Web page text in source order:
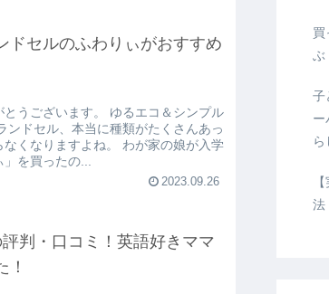
ドセルのふわりぃがおすすめ
うございます。 ゆるエコ＆シンプル
ンドセル、本当に種類がたくさんあっ
くなりますよね。 わが家の娘が入学
を買ったの...
2023.09.26
判・口コミ！英語好きママ
！
買
ぶ
子
ー
ら
法